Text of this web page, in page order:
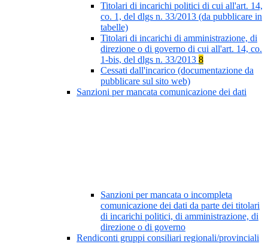
Titolari di incarichi politici di cui all'art. 14,
co. 1, del dlgs n. 33/2013 (da pubblicare in
tabelle)
Titolari di incarichi di amministrazione, di
direzione o di governo di cui all'art. 14, co.
1-bis, del dlgs n. 33/2013 8
Cessati dall'incarico (documentazione da
pubblicare sul sito web)
Sanzioni per mancata comunicazione dei dati
Sanzioni per mancata o incompleta
comunicazione dei dati da parte dei titolari
di incarichi politici, di amministrazione, di
direzione o di governo
Rendiconti gruppi consiliari regionali/provinciali